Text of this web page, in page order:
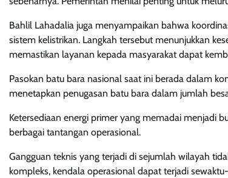
Bahlil Lahadalia juga menyampaikan bahwa
sistem kelistrikan. Langkah tersebut menunjukkan
memastikan layanan kepada masyarakat dapat
Pasokan batu bara nasional saat ini berada dalam
menetapkan penugasan batu bara dalam jumlah
Ketersediaan energi primer yang memadai menjadi
berbagai tantangan operasional.
Gangguan teknis yang terjadi di sejumlah wilayah
kompleks, kendala operasional dapat terjadi